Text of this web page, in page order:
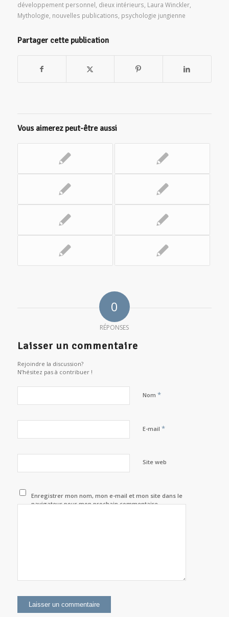
développement personnel dieux intérieurs Laura Winckler,
Mythologie nouvelles publications psychologie jungienne
Partager cette publication
Vous aimerez peut-être aussi
0
RÉPONSES
Laisser un commentaire
Rejoindre la discussion?
N’hésitez pas à contribuer !
Nom *
E-mail *
Site web
Enregistrer mon nom, mon e-mail et mon site dans le
navigateur pour mon prochain commentaire.